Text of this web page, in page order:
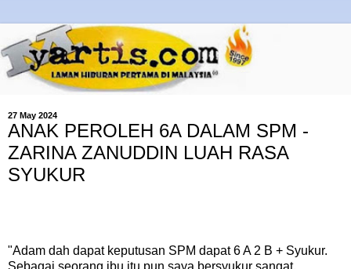
27 May 2024
ANAK PEROLEH 6A DALAM SPM -
ZARINA ZANUDDIN LUAH RASA
SYUKUR
"Adam dah dapat keputusan SPM dapat 6 A 2 B + Syukur.